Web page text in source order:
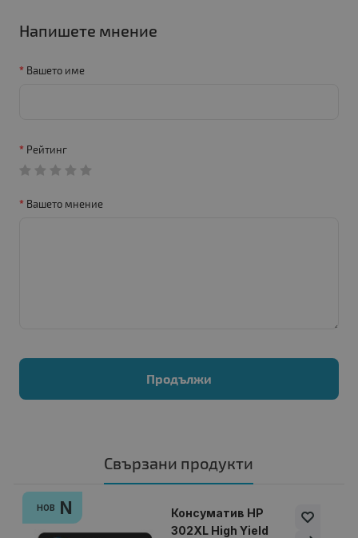
Напишете мнение
Вашето име
Рейтинг
Вашето мнение
Продължи
Свързани продукти
НОВ N
Консуматив HP
302XL High Yield